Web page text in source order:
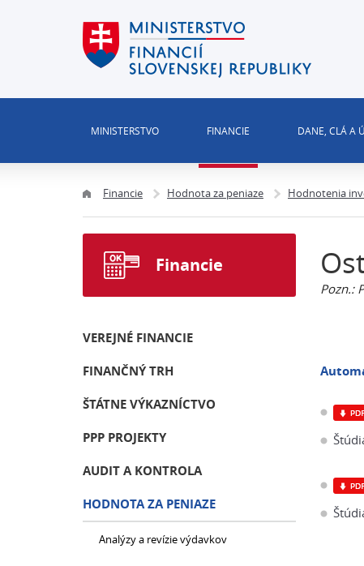
MINISTERSTVO FINANCIE DANE, CLÁ A
Financie Hodnota za peniaze Hodnotenia
Pozn.:
Financie
VEREJNÉ FINANCIE
FINANČNÝ TRH
ŠTÁTNE VÝKAZNÍCTVO
PPP PROJEKTY
AUDIT A KONTROLA
HODNOTA ZA PENIAZE
Analýzy a revízie výdavkov